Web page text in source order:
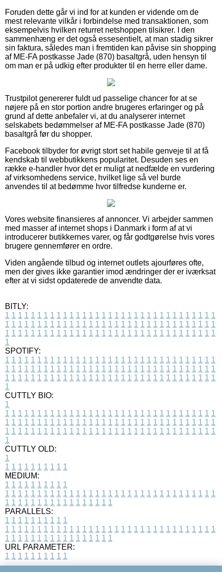
Foruden dette går vi ind for at kunden er vidende om de
mest relevante vilkår i forbindelse med transaktionen, som
eksempelvis hvilken returret netshoppen tilsikrer. I den
sammenhæng er det også essesentielt, at man stadig sikrer
sin faktura, således man i fremtiden kan påvise sin shopping
af ME-FA postkasse Jade (870) basaltgrå, uden hensyn til
om man er på udkig efter produkter til en herre eller dame.
Trustpilot genererer fuldt ud passelige chancer for at se
nøjere på en stor portion andre brugeres erfaringer og på
grund af dette anbefaler vi, at du analyserer internet
selskabets bedømmelser af ME-FA postkasse Jade (870)
basaltgrå før du shopper.
Facebook tilbyder for øvrigt stort set habile genveje til at få
kendskab til webbutikkens popularitet. Desuden ses en
række e-handler hvor det er muligt at nedfælde en vurdering
af virksomhedens service, hvilket lige så vel burde
anvendes til at bedømme hvor tilfredse kunderne er.
Vores website finansieres af annoncer. Vi arbejder sammen
med masser af internet shops i Danmark i form af at vi
introducerer butikkernes varer, og får godtgørelse hvis vores
brugere gennemfører en ordre.
Viden angående tilbud og internet outlets ajourføres ofte,
men der gives ikke garantier imod ændringer der er iværksat
efter at vi sidst opdaterede de anvendte data.
BITLY:
1 1 1 1 1 1 1 1 1 1 1 1 1 1 1 1 1 1 1 1 1 1 1 1 1 1 1 1 1 1 1 1 1
1 1 1 1 1 1 1 1 1 1 1 1 1 1 1 1 1 1 1 1 1 1 1 1 1 1 1 1 1 1 1 1 1
1 1 1 1 1 1 1 1 1 1 1 1 1 1 1 1 1 1 1 1 1 1 1 1 1 1 1 1 1 1 1 1 1
1
SPOTIFY:
1 1 1 1 1 1 1 1 1 1 1 1 1 1 1 1 1 1 1 1 1 1 1 1 1 1 1 1 1 1 1 1 1
1 1 1 1 1 1 1 1 1 1 1 1 1 1 1 1 1 1 1 1 1 1 1 1 1 1 1 1 1 1 1 1 1
1 1 1 1 1 1 1 1 1 1 1 1 1 1 1 1 1 1 1 1 1 1 1 1 1 1 1 1 1 1 1 1 1
1
CUTTLY BIO:
1
1 1 1 1 1 1 1 1 1 1 1 1 1 1 1 1 1 1 1 1 1 1 1 1 1 1 1 1 1 1 1 1 1
1 1 1 1 1 1 1 1 1 1 1 1 1 1 1 1 1 1 1 1 1 1 1 1 1 1 1 1 1 1 1 1 1
1 1 1 1 1 1 1 1 1 1 1 1 1 1 1 1 1 1 1 1 1 1 1 1 1 1 1 1 1 1 1 1 1
1
CUTTLY OLD:
1
1 1 1 1 1 1 1 1 1 1
MEDIUM:
1 1 1 1 1 1 1 1 1 1
1 1 1 1 1 1 1 1 1 1 1 1 1 1 1 1 1 1 1 1 1 1 1 1 1 1 1 1 1 1 1 1 1
1 1 1 1 1 1 1 1 1 1 1 1 1 1 1 1 1
PARALLELS:
1 1 1 1 1 1 1 1 1 1
1 1 1 1 1 1 1 1 1 1 1 1 1 1 1 1 1 1 1 1 1 1 1 1 1 1 1 1 1 1 1 1 1
1 1 1 1 1 1 1 1 1 1 1 1 1 1 1 1 1
URL PARAMETER:
1 1 1 1 1 1 1 1 1 1